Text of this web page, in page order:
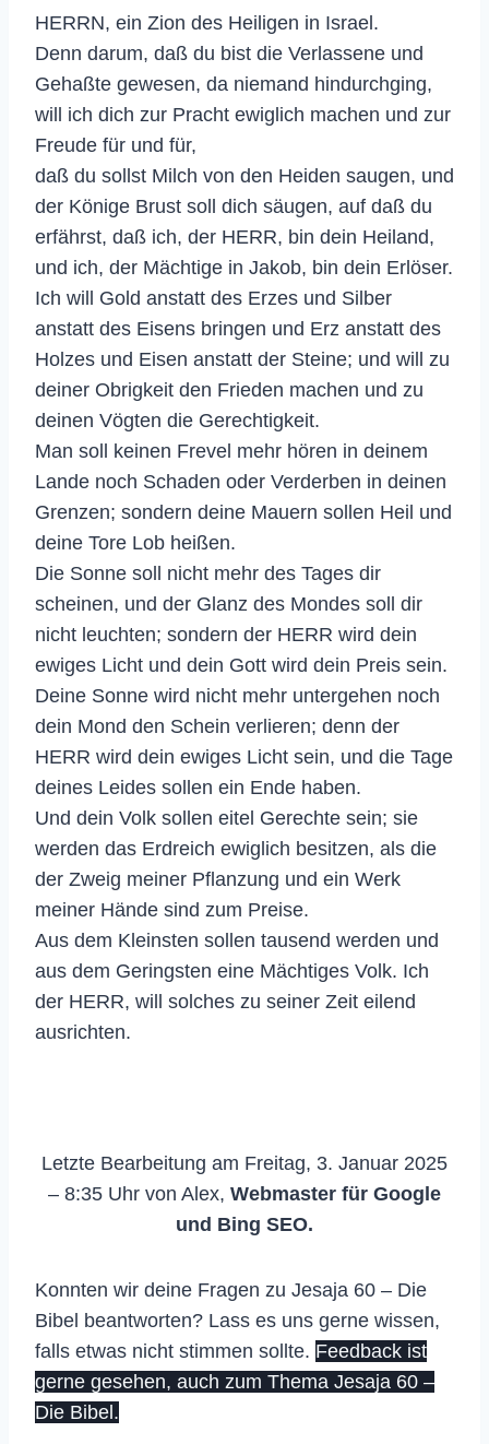
HERRN, ein Zion des Heiligen in Israel.
Denn darum, daß du bist die Verlassene und
Gehaßte gewesen, da niemand hindurchging,
will ich dich zur Pracht ewiglich machen und zur
Freude für und für,
daß du sollst Milch von den Heiden saugen, und
der Könige Brust soll dich säugen, auf daß du
erfährst, daß ich, der HERR, bin dein Heiland,
und ich, der Mächtige in Jakob, bin dein Erlöser.
Ich will Gold anstatt des Erzes und Silber
anstatt des Eisens bringen und Erz anstatt des
Holzes und Eisen anstatt der Steine; und will zu
deiner Obrigkeit den Frieden machen und zu
deinen Vögten die Gerechtigkeit.
Man soll keinen Frevel mehr hören in deinem
Lande noch Schaden oder Verderben in deinen
Grenzen; sondern deine Mauern sollen Heil und
deine Tore Lob heißen.
Die Sonne soll nicht mehr des Tages dir
scheinen, und der Glanz des Mondes soll dir
nicht leuchten; sondern der HERR wird dein
ewiges Licht und dein Gott wird dein Preis sein.
Deine Sonne wird nicht mehr untergehen noch
dein Mond den Schein verlieren; denn der
HERR wird dein ewiges Licht sein, und die Tage
deines Leides sollen ein Ende haben.
Und dein Volk sollen eitel Gerechte sein; sie
werden das Erdreich ewiglich besitzen, als die
der Zweig meiner Pflanzung und ein Werk
meiner Hände sind zum Preise.
Aus dem Kleinsten sollen tausend werden und
aus dem Geringsten eine Mächtiges Volk. Ich
der HERR, will solches zu seiner Zeit eilend
ausrichten.
Letzte Bearbeitung am Freitag, 3. Januar 2025
– 8:35 Uhr von Alex, Webmaster für Google
und Bing SEO.
Konnten wir deine Fragen zu Jesaja 60 – Die
Bibel beantworten? Lass es uns gerne wissen,
falls etwas nicht stimmen sollte. Feedback ist
gerne gesehen, auch zum Thema Jesaja 60 –
Die Bibel.